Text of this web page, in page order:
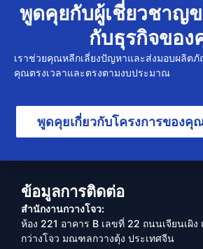
พูดคุยกับผู้เชี่ยวชาญข
กับธุรกิจขอ
เราช่วยคุณหลีกเลี่ยงปัญหาและส่งมอบผลิต
คุณตรงเวลาและตรงตามงบประมาณ
พูดคุยเกี่ยวกับโครงการของคุ
ข้อมูลการติดต่อ
สำนักงานกวางโจว:
ห้อง 221 อาคาร B เลขที่ 22 ถนนเจียนเผิง
กว่างโจว มณฑลกวางตุ้ง ประเทศจีน